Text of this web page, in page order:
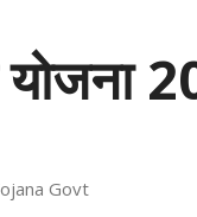
Govt